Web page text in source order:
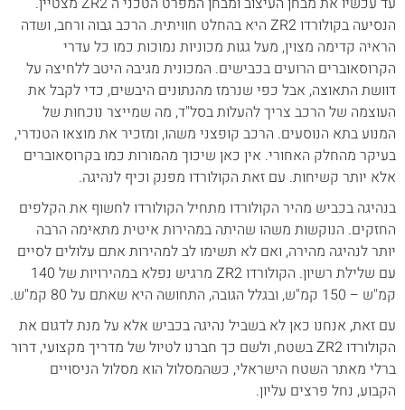
הנסיעה בקולורדו ZR2 היא בהחלט חוויתית. הרכב גבוה ורחב, ושדה
הראיה קדימה מצוין, מעל גגות מכוניות נמוכות כמו כל עדרי
הקרוסאוברים הרועים בכבישים. המכונית מגיבה היטב ללחיצה על
דוושת התאוצה, אבל כפי שנרמז מהנתונים היבשים, כדי לקבל את
העוצמה של הרכב צריך להעלות בסל"ד, מה שמייצר נוכחות של
המנוע בתא הנוסעים. הרכב קופצני משהו, ומזכיר את מוצאו הטנדרי,
בעיקר מהחלק האחורי. אין כאן שיכוך מהמורות כמו בקרוסאוברים
אלא יותר קשיחות. עם זאת הקולורדו מפנק וכיף לנהיגה.
בנהיגה בכביש מהיר הקולורדו מתחיל הקולורדו לחשוף את הקלפים
החזקים. הנוקשות משהו שהיתה במהירות איטית מתאימה הרבה
יותר לנהיגה מהירה, ואם לא תשימו לב למהירות אתם עלולים לסיים
עם שלילת רשיון. הקולורדו ZR2 מרגיש נפלא במהירויות של 140
קמ"ש – 150 קמ"ש, ובגלל הגובה, התחושה היא שאתם על 80 קמ"ש.
עם זאת, אנחנו כאן לא בשביל נהיגה בכביש אלא על מנת לדגום את
הקולורדו ZR2 בשטח, ולשם כך חברנו לטיול של מדריך מקצועי, דרור
ברלי מאתר השטח הישראלי, כשהמסלול הוא מסלול הניסויים
הקבוע, נחל פרצים עליון.